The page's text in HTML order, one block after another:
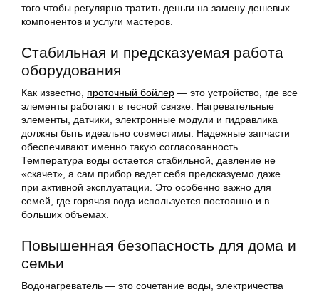
того чтобы регулярно тратить деньги на замену дешевых
компонентов и услуги мастеров.
Стабильная и предсказуемая работа
оборудования
Как известно, проточный бойлер — это устройство, где все
элементы работают в тесной связке. Нагревательные
элементы, датчики, электронные модули и гидравлика
должны быть идеально совместимы. Надежные запчасти
обеспечивают именно такую согласованность.
Температура воды остается стабильной, давление не
«скачет», а сам прибор ведет себя предсказуемо даже
при активной эксплуатации. Это особенно важно для
семей, где горячая вода используется постоянно и в
больших объемах.
Повышенная безопасность для дома и
семьи
Водонагреватель — это сочетание воды, электричества